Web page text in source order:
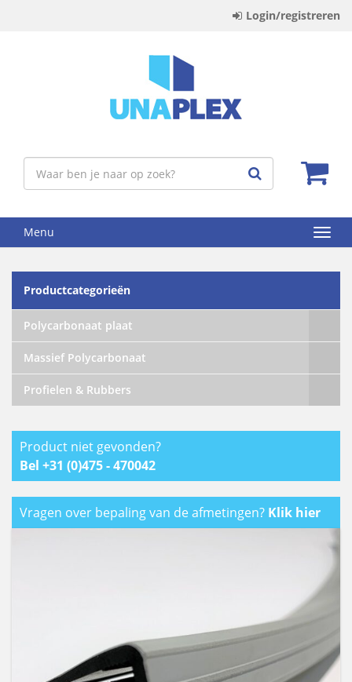
Login/registreren
Menu
Productcategorieën
Polycarbonaat plaat
Massief Polycarbonaat
Profielen & Rubbers
Product niet gevonden?
Bel +31 (0)475 - 470042
Vragen over bepaling van de afmetingen? Klik hier